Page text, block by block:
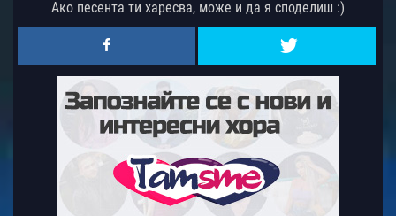
Ако песента ти харесва, може и да я споделиш :)